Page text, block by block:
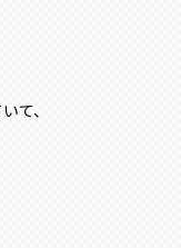
て、